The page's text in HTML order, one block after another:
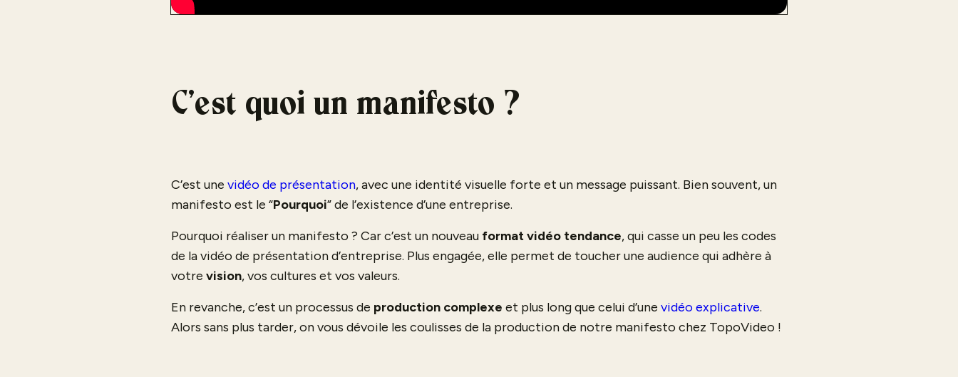
C’est quoi un manifesto ?
C’est une vidéo de présentation, avec une identité visuelle forte et un message puissant. Bien souvent, un
manifesto est le “Pourquoi” de l’existence d’une entreprise.
Pourquoi réaliser un manifesto ? Car c’est un nouveau format vidéo tendance, qui casse un peu les codes
de la vidéo de présentation d’entreprise. Plus engagée, elle permet de toucher une audience qui adhère à
votre vision, vos cultures et vos valeurs.
En revanche, c’est un processus de production complexe et plus long que celui d’une vidéo explicative.
Alors sans plus tarder, on vous dévoile les coulisses de la production de notre manifesto chez TopoVideo !